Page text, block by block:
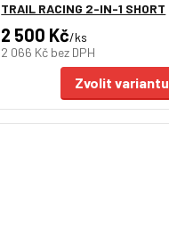
TRAIL RACING 2-IN-1 SHORT
2 500 Kč/ks
2 066 Kč bez DPH
Zvolit variantu